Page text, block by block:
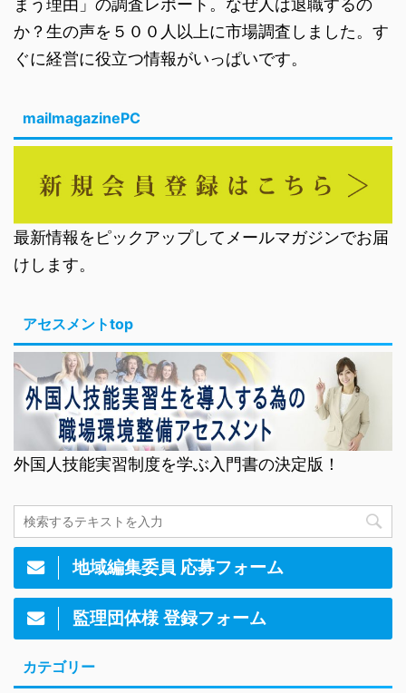
まう理由」の調査レポート。なぜ人は退職するの
か？生の声を５００人以上に市場調査しました。す
ぐに経営に役立つ情報がいっぱいです。
mailmagazinePC
最新情報をピックアップしてメールマガジンでお届
けします。
アセスメントtop
外国人技能実習制度を学ぶ入門書の決定版！
地域編集委員 応募フォーム
監理団体様 登録フォーム
カテゴリー